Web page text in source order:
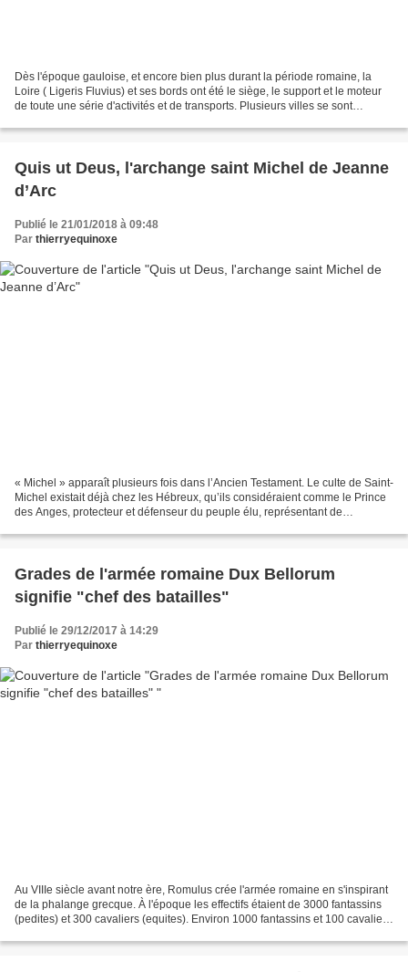
Dès l'époque gauloise, et encore bien plus durant la période romaine, la
Loire ( Ligeris Fluvius) et ses bords ont été le siège, le support et le moteur
de toute une série d'activités et de transports. Plusieurs villes se sont
Quis ut Deus, l'archange saint Michel de Jeanne
d’Arc
Publié le 21/01/2018 à 09:48
Par thierryequinoxe
« Michel » apparaît plusieurs fois dans l’Ancien Testament. Le culte de Saint-
Michel existait déjà chez les Hébreux, qu’ils considéraient comme le Prince
des Anges, protecteur et défenseur du peuple élu, représentant de
Grades de l'armée romaine Dux Bellorum
signifie "chef des batailles"
Publié le 29/12/2017 à 14:29
Par thierryequinoxe
Au VIIIe siècle avant notre ère, Romulus crée l'armée romaine en s'inspirant
de la phalange grecque. À l'époque les effectifs étaient de 3000 fantassins
(pedites) et 300 cavaliers (equites). Environ 1000 fantassins et 100 cavaliers